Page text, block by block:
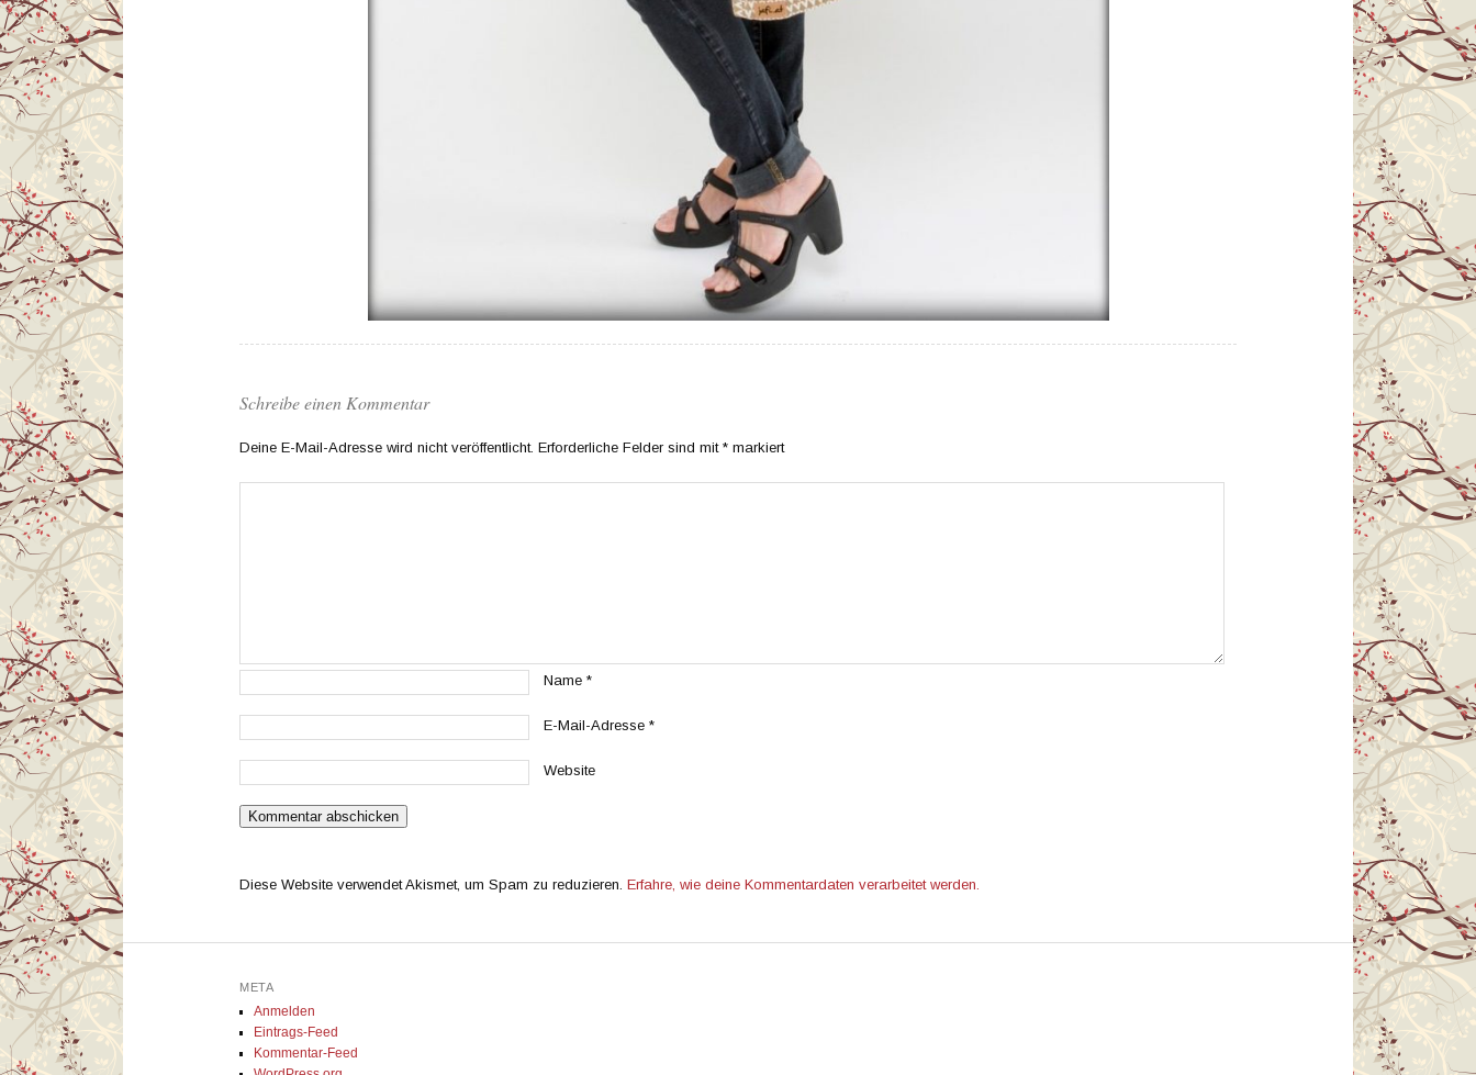
Schreibe einen Kommentar
Deine E-Mail-Adresse wird nicht veröffentlicht. Erforderliche Felder sind mit * markiert
Name *
E-Mail-Adresse *
Website
Diese Website verwendet Akismet, um Spam zu reduzieren. Erfahre, wie deine Kommentardaten verarbeitet werden.
META
Anmelden
Eintrags-Feed
Kommentar-Feed